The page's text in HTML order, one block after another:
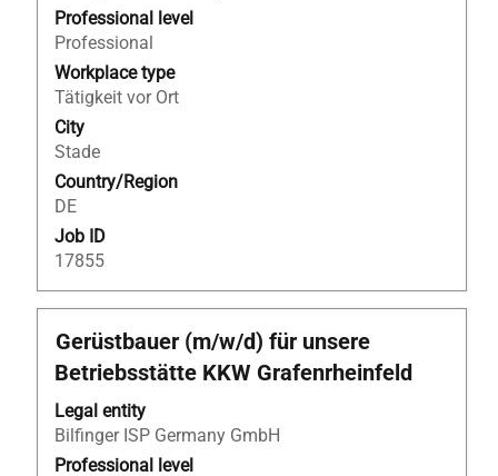
Professional level
Professional
Workplace type
Tätigkeit vor Ort
City
Stade
Country/Region
DE
Job ID
17855
view
the
full
contents
of
the
job
information.
Title
Gerüstbauer (m/w/d) für unsere
Betriebsstätte KKW Grafenrheinfeld
Legal entity
Bilfinger ISP Germany GmbH
Professional level
Select
with
space
bar
to
view